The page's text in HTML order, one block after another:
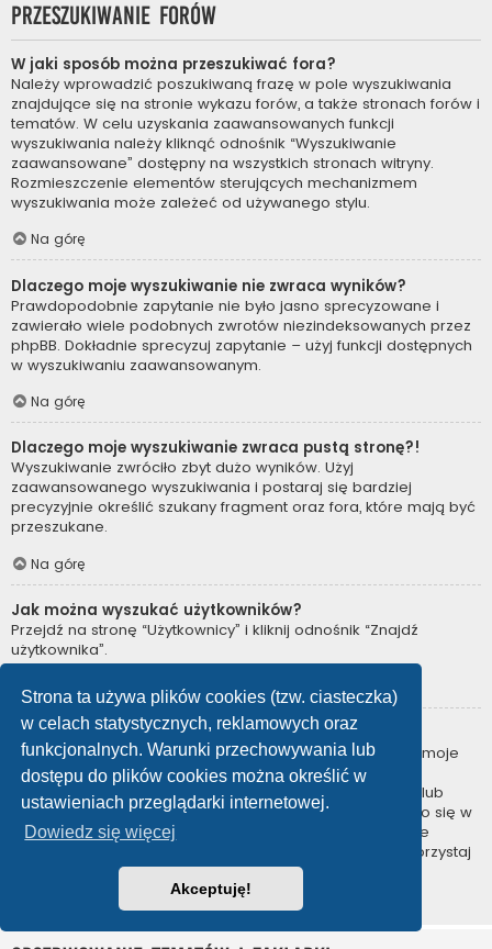
Strona ta używa plików cookies (tzw. ciasteczka)
w celach statystycznych, reklamowych oraz
funkcjonalnych. Warunki przechowywania lub
dostępu do plików cookies można określić w
ustawieniach przeglądarki internetowej.
Dowiedz się więcej
Akceptuję!
Przeszukiwanie forów
W jaki sposób można przeszukiwać fora?
Należy wprowadzić poszukiwaną frazę w pole wyszukiwania
znajdujące się na stronie wykazu forów, a także stronach forów i
tematów. W celu uzyskania zaawansowanych funkcji
wyszukiwania należy kliknąć odnośnik “Wyszukiwanie
zaawansowane” dostępny na wszystkich stronach witryny.
Rozmieszczenie elementów sterujących mechanizmem
wyszukiwania może zależeć od używanego stylu.
Na górę
Dlaczego moje wyszukiwanie nie zwraca wyników?
Prawdopodobnie zapytanie nie było jasno sprecyzowane i
zawierało wiele podobnych zwrotów niezindeksowanych przez
phpBB. Dokładnie sprecyzuj zapytanie – użyj funkcji dostępnych
w wyszukiwaniu zaawansowanym.
Na górę
Dlaczego moje wyszukiwanie zwraca pustą stronę?!
Wyszukiwanie zwróciło zbyt dużo wyników. Użyj
zaawansowanego wyszukiwania i postaraj się bardziej
precyzyjnie określić szukany fragment oraz fora, które mają być
przeszukane.
Na górę
Jak można wyszukać użytkowników?
Przejdź na stronę “Użytkownicy” i kliknij odnośnik “Znajdź
użytkownika”.
Na górę
W jaki sposób można znaleźć swoje posty i tematy?
Swoje posty można znaleźć, klikając odnośnik “Wyświetl moje
posty” znajdujący się w panelu zarządzania kontem lub
odnośnik “Posty użytkownika” na stronie swojego profilu lub
wybierając „Twoje posty” z menu „Więcej…” znajdującego się w
górnym lewym rogu witryny. Jeśli chcesz wyszukać swoje
tematy, użyj strony wyszukiwania zaawansowanego i skorzystaj
z odpowiednich funkcji.